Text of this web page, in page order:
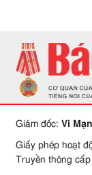
Giám đốc: Vi
Giấy phép hoạt
Truyền thông